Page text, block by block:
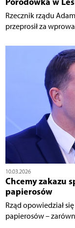
Rzecznik rządu
przeprosił za
10.03.2026
Chcemy zakazu
papierosów
Rząd opowiedział
papierosów –